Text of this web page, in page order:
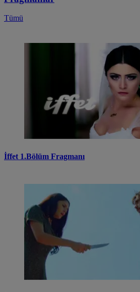
Tümü
İffet 1.Bölüm Fragmanı